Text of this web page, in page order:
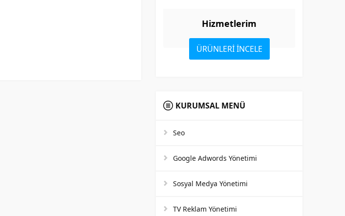
Hizmetlerim
ÜRÜNLERİ İNCELE
KURUMSAL MENÜ
Seo
Google Adwords Yönetimi
Sosyal Medya Yönetimi
TV Reklam Yönetimi